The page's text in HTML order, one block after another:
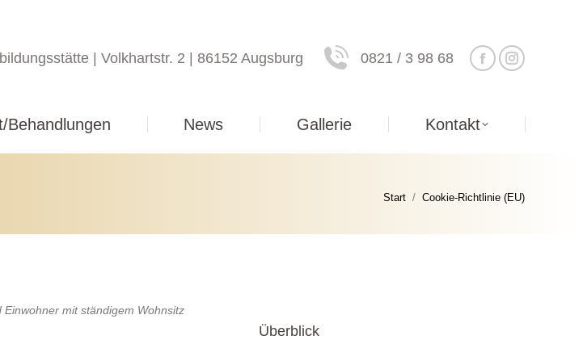
| Volkhartstr. 2 | 86152 Augsburg 0821 / 3 98 68
Behandlungen News Gallerie Kontakt
Sie befinden sich hier:
Start Cookie-Richtlinie (EU)
mit ständigem Wohnsitz
Überblick